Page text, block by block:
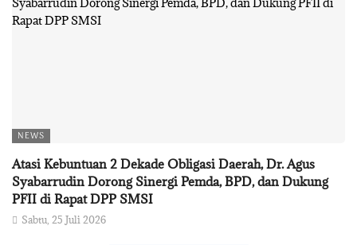
NEWS
Atasi Kebuntuan 2 Dekade Obligasi Daerah, Dr. Agus
Syabarrudin Dorong Sinergi Pemda, BPD, dan Dukung
PFII di Rapat DPP SMSI
Sabtu, 25 Juli 2026